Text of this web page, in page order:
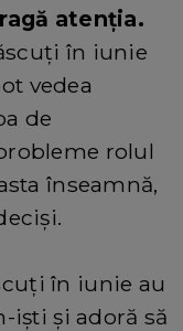
atenția.
în iunie
vedea
de
rolul
înseamnă,
în iunie au
iști și adoră să